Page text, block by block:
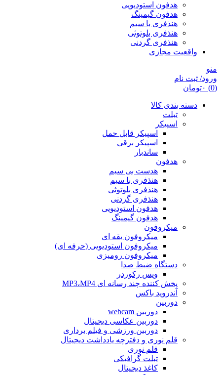
هدفون استودیویی
هدفون گیمینگ
هنذفری با سیم
هنذفری بلوتوثی
هنذفری گردنی
واقعیت مجازی
منو
ورود/ ثبت نام
(0)
۰تومان
دسته بندی کالا
تبلت
اسپیکر
اسپیکر قابل حمل
اسپیکر برقی
ساندبار
هدفون
هدست بی سیم
هنذفری با سیم
هنذفری بلوتوثی
هنذفری گردنی
هدفون استودیویی
هدفون گیمینگ
میکروفون
میکروفون یقه ای
میکروفون استودیویی (حرفه ای)
میکروفون رومیزی
دستگاه ضبط صدا
ویس رکوردر
پخش کننده چند رسانه ای MP3،MP4
آندروید باکس
دوربین
دوربین webcam
دوربین عکاسی دیجیتال
دوربین‌ ورزشی و فیلم برداری
قلم نوری و دفترچه یادداشت دیجیتال
قلم نوری
تبلت گرافیکی
کاغذ دیجیتال